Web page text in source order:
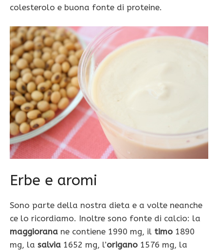
colesterolo e buona fonte di proteine.
Erbe e aromi
Sono parte della nostra dieta e a volte neanche
ce lo ricordiamo. Inoltre sono fonte di calcio: la
maggiorana ne contiene 1990 mg, il timo 1890
mg, la salvia 1652 mg, l’origano 1576 mg, la